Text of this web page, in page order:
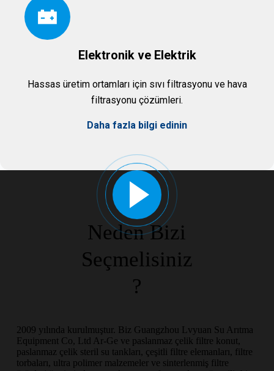
Elektronik ve Elektrik
Hassas üretim ortamları için sıvı filtrasyonu ve hava
filtrasyonu çözümleri.
Daha fazla bilgi edinin
Neden Bizi
Seçmelisiniz
?
2009 yılında kurulmuştur. Biz Guangzhou Lvyuan Su Arıtma
Equipment Co, Ltd Ar-Ge ve paslanmaz çelik filtre konut,
paslanmaz çelik steril su tankları, çeşitli filtre elemanları, filtre
torbaları, ultra polimer malzemeler ve sinterlenmiş filtre